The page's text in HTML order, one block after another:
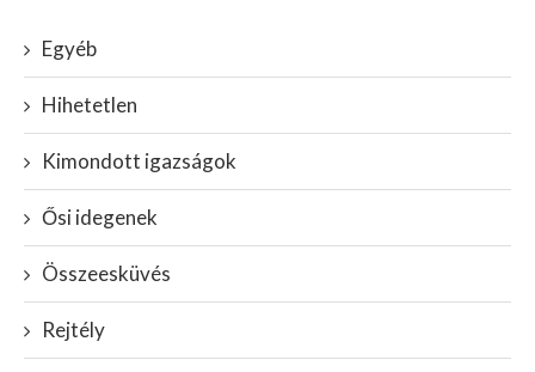
Egyéb
Hihetetlen
Kimondott igazságok
Ősi idegenek
Összeesküvés
Rejtély